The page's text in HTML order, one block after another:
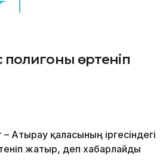
полигоны өртеніп
Атырау қаласының іргесіндегі
жатыр, деп хабарлайды